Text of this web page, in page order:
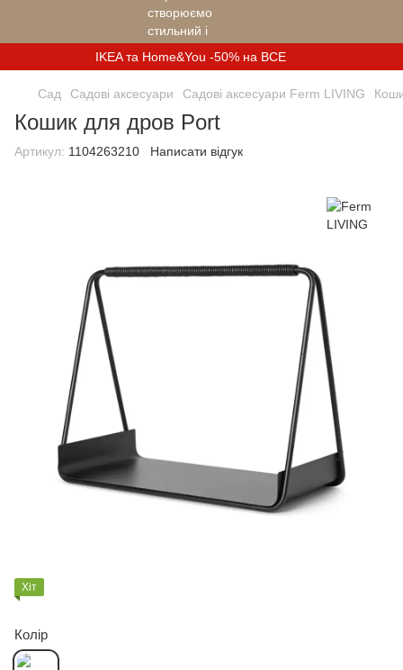
IKEA та Home&You -50% на ВСЕ
Сад Садові аксесуари Садові аксесуари Ferm LIVING
Кошик для дров Port
Артикул: 1104263210 Написати відгук
Хіт
Колір